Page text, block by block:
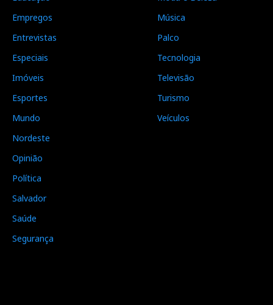
Empregos
Entrevistas
Especiais
Imóveis
Esportes
Mundo
Nordeste
Opinião
Política
Salvador
Saúde
Segurança
Música
Palco
Tecnologia
Televisão
Turismo
Veículos